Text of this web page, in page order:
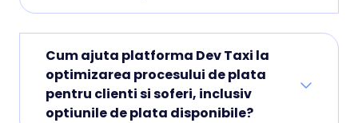
Cum ajuta platforma Dev Taxi la
optimizarea procesului de plata
pentru clienti si soferi, inclusiv
optiunile de plata disponibile?